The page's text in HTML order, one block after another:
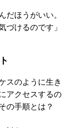
だほうがいい。
づけるのです」
スのように生き
アクセスするの
の手順とは？